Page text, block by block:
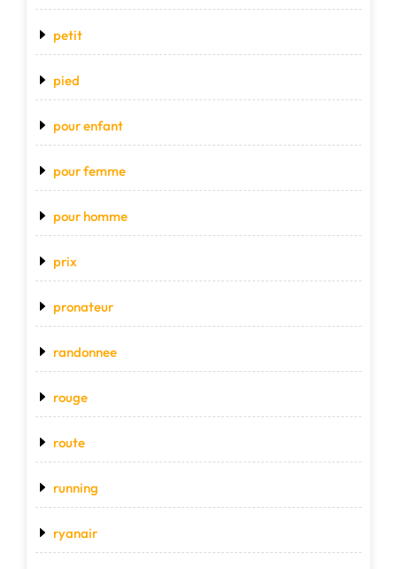
petit
pied
pour enfant
pour femme
pour homme
prix
pronateur
randonnee
rouge
route
running
ryanair